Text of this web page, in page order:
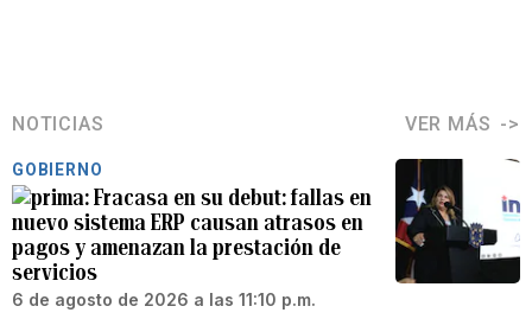
NOTICIAS VER MÁS
GOBIERNO
Fracasa en su debut: fallas en
nuevo sistema ERP causan atrasos en
pagos y amenazan la prestación de
servicios
6 de agosto de 2026 a las 11:10 p.m.